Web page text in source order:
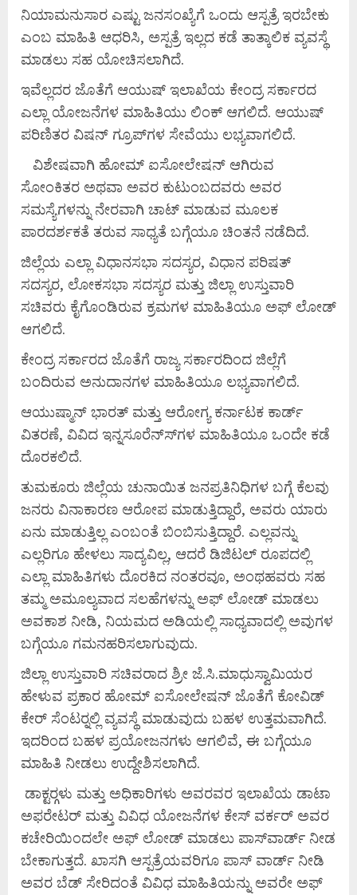
ನಿಯಾಮನುಸಾರ ಎಷ್ಟು ಜನಸಂಖ್ಯೆಗೆ ಒಂದು ಆಸ್ಪತ್ರೆ ಇರಬೇಕು
ಎಂಬ ಮಾಹಿತಿ ಆಧರಿಸಿ, ಅಸ್ಪತ್ರೆ ಇಲ್ಲದ ಕಡೆ ತಾತ್ಕಾಲಿಕ ವ್ಯವಸ್ಥೆ
ಮಾಡಲು ಸಹ ಯೋಚಿಸಲಾಗಿದೆ.
ಇವೆಲ್ಲದರ ಜೊತೆಗೆ ಆಯುಷ್ ಇಲಾಖೆಯ ಕೇಂದ್ರ ಸರ್ಕಾರದ
ಎಲ್ಲಾ ಯೋಜನೆಗಳ ಮಾಹಿತಿಯು ಲಿಂಕ್ ಆಗಲಿದೆ. ಆಯುಷ್
ಪರಿಣಿತರ ವಿಷನ್ ಗ್ರೂಪ್‍ಗಳ ಸೇವೆಯು ಲಭ್ಯವಾಗಲಿದೆ.
ವಿಶೇಷವಾಗಿ ಹೋಮ್ ಐಸೋಲೇಷನ್ ಆಗಿರುವ
ಸೋಂಕಿತರ ಅಥವಾ ಅವರ ಕುಟುಂಬದವರು ಅವರ
ಸಮಸ್ಯೆಗಳನ್ನು ನೇರವಾಗಿ ಚಾಟ್ ಮಾಡುವ ಮೂಲಕ
ಪಾರದರ್ಶಕತೆ ತರುವ ಸಾಧ್ಯತೆ ಬಗ್ಗೆಯೂ ಚಿಂತನೆ ನಡೆದಿದೆ.
ಜಿಲ್ಲೆಯ ಎಲ್ಲಾ ವಿಧಾನಸಭಾ ಸದಸ್ಯರ, ವಿಧಾನ ಪರಿಷತ್
ಸದಸ್ಯರ, ಲೋಕಸಭಾ ಸದಸ್ಯರ ಮತ್ತು ಜಿಲ್ಲಾ ಉಸ್ತುವಾರಿ
ಸಚಿವರು ಕೈಗೊಂಡಿರುವ ಕ್ರಮಗಳ ಮಾಹಿತಿಯೂ ಅಫ್ ಲೋಡ್
ಆಗಲಿದೆ.
ಕೇಂದ್ರ ಸರ್ಕಾರದ ಜೊತೆಗೆ ರಾಜ್ಯ ಸರ್ಕಾರದಿಂದ ಜಿಲ್ಲೆಗೆ
ಬಂದಿರುವ ಅನುದಾನಗಳ ಮಾಹಿತಿಯೂ ಲಭ್ಯವಾಗಲಿದೆ.
ಆಯುಷ್ಮಾನ್ ಭಾರತ್ ಮತ್ತು ಆರೋಗ್ಯ ಕರ್ನಾಟಕ ಕಾರ್ಡ್
ವಿತರಣೆ, ವಿವಿದ ಇನ್ನಸೂರೆನ್ಸ್‍ಗಳ ಮಾಹಿತಿಯೂ ಒಂದೇ ಕಡೆ
ದೊರಕಲಿದೆ.
ತುಮಕೂರು ಜಿಲ್ಲೆಯ ಚುನಾಯಿತ ಜನಪ್ರತಿನಿಧಿಗಳ ಬಗ್ಗೆ ಕೆಲವು
ಜನರು ವಿನಾಕಾರಣ ಆರೋಪ ಮಾಡುತ್ತಿದ್ದಾರೆ, ಅವರು ಯಾರು
ಏನು ಮಾಡುತ್ತಿಲ್ಲ ಎಂಬಂತೆ ಬಿಂಬಿಸುತ್ತಿದ್ದಾರೆ. ಎಲ್ಲವನ್ನು
ಎಲ್ಲರಿಗೂ ಹೇಳಲು ಸಾದ್ಯವಿಲ್ಲ, ಆದರೆ ಡಿಜಿಟಲ್ ರೂಪದಲ್ಲಿ
ಎಲ್ಲಾ ಮಾಹಿತಿಗಳು ದೊರಕಿದ ನಂತರವೂ, ಅಂಥಹವರು ಸಹ
ತಮ್ಮ ಅಮೂಲ್ಯವಾದ ಸಲಹೆಗಳನ್ನು ಅಫ್ ಲೋಡ್ ಮಾಡಲು
ಅವಕಾಶ ನೀಡಿ, ನಿಯಮದ ಅಡಿಯಲ್ಲಿ ಸಾಧ್ಯವಾದಲ್ಲಿ ಅವುಗಳ
ಬಗ್ಗೆಯೂ ಗಮನಹರಿಸಲಾಗುವುದು.
ಜಿಲ್ಲಾ ಉಸ್ತುವಾರಿ ಸಚಿವರಾದ ಶ್ರೀ ಜೆ.ಸಿ.ಮಾಧುಸ್ವಾಮಿಯರ
ಹೇಳುವ ಪ್ರಕಾರ ಹೋಮ್ ಐಸೋಲೇಷನ್ ಜೊತೆಗೆ ಕೋವಿಡ್
ಕೇರ್ ಸೆಂಟರ್‍ನಲ್ಲಿ ವ್ಯವಸ್ಥೆ ಮಾಡುವುದು ಬಹಳ ಉತ್ತಮವಾಗಿದೆ.
ಇದರಿಂದ ಬಹಳ ಪ್ರಯೋಜನಗಳು ಆಗಲಿವೆ, ಈ ಬಗ್ಗೆಯೂ
ಮಾಹಿತಿ ನೀಡಲು ಉದ್ದೇಶಿಸಲಾಗಿದೆ.
ಡಾಕ್ಟರ್‍ಗಳು ಮತ್ತು ಅಧಿಕಾರಿಗಳು ಅವರವರ ಇಲಾಖೆಯ ಡಾಟಾ
ಅಫರೇಟರ್ ಮತ್ತು ವಿವಿಧ ಯೋಜನೆಗಳ ಕೇಸ್ ವರ್ಕರ್ ಅವರ
ಕಚೇರಿಯಿಂದಲೇ ಅಫ್ ಲೋಡ್ ಮಾಡಲು ಪಾಸ್‍ವಾರ್ಡ್ ನೀಡ
ಬೇಕಾಗುತ್ತದೆ. ಖಾಸಗಿ ಆಸ್ಪತ್ರೆಯವರಿಗೂ ಪಾಸ್ ವಾರ್ಡ್ ನೀಡಿ
ಅವರ ಬೆಡ್ ಸೇರಿದಂತೆ ವಿವಿಧ ಮಾಹಿತಿಯನ್ನು ಅವರೇ ಅಫ್